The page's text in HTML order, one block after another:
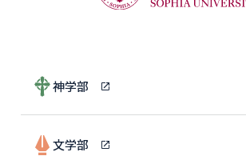
神学部
文学部